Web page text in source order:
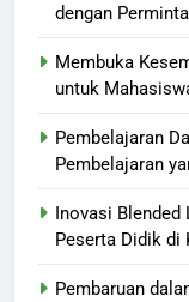
dengan
Membuka
untuk
Pembelajaran
Pembelajaran
Inovasi Blended
Peserta Didik di
Pembaruan